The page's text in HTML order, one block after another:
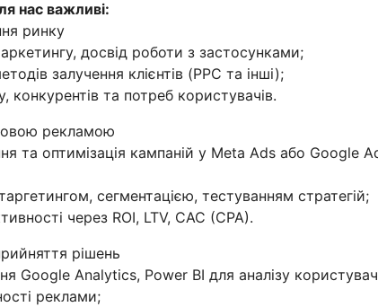
нас важливі:
ринку
досвід роботи з застосунками;
залучення клієнтів (PPC та інші);
конкурентів та потреб користувачів.
рекламою
та оптимізація кампаній у Meta Ads або Google
сегментацією, тестуванням стратегій;
через ROI, LTV, CAC (CPA).
рішень
Google Analytics, Power BI для аналізу
реклами;